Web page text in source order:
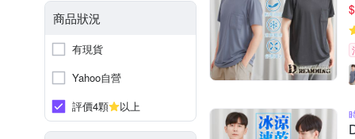
商品狀況
有現貨
Yahoo自營
評價4顆
以上
$